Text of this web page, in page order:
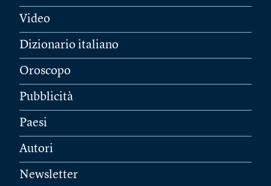
Video
Dizionario italiano
Oroscopo
Pubblicità
Paesi
Autori
Newsletter